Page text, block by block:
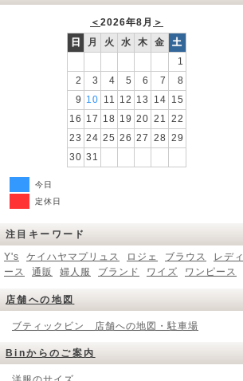
＜ 2026年8月 ＞
日
月 火 水 木 金
土
1
2
3 4 5 6 7
8
9 10 11 12 13 14 15
16 17 18 19 20 21 22
23 24 25 26 27 28 29
30 31
今日
定休日
注目キーワード
Y's
ケイハヤマプリュス ロジェ ブラウス
レディ
ース
通販 婦人服 ブランド ワイズ ワンピース
店舗への地図
ブティックビン 店舗への地図・駐車場
Binからのご案内